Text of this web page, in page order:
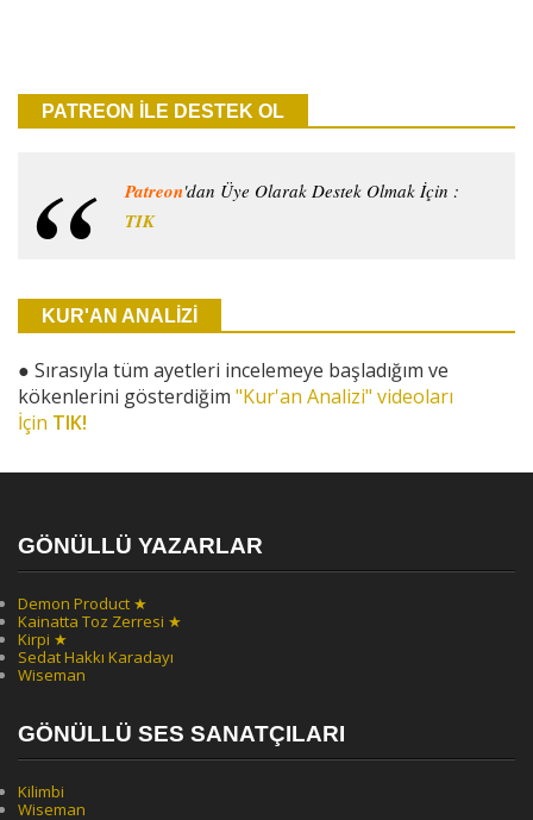
PATREON İLE DESTEK OL
Patreon'dan Üye Olarak Destek Olmak İçin :
TIK
KUR'AN ANALİZİ
● Sırasıyla tüm ayetleri incelemeye başladığım ve
kökenlerini gösterdiğim "Kur'an Analizi" videoları
İçin TIK!
GÖNÜLLÜ YAZARLAR
Demon Product ★
Kainatta Toz Zerresi ★
Kirpi ★
Sedat Hakkı Karadayı
Wiseman
GÖNÜLLÜ SES SANATÇILARI
Kilimbi
Wiseman